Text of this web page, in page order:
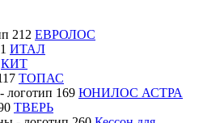
ЕВРОЛОС
ИТАЛ
КИТ
ТОПАС
ЮНИЛОС АСТРА
ТВЕРЬ